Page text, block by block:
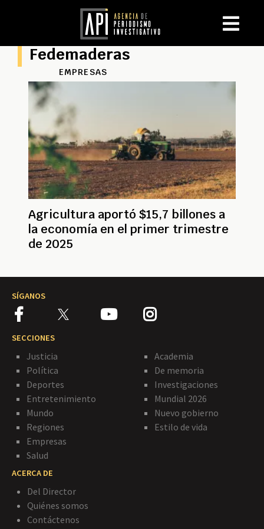
Fedemaderas
EMPRESAS
Agricultura aportó $15,7 billones a
la economía en el primer trimestre
de 2025
SÍGANOS
SECCIONES
Justicia
Política
Deportes
Entretenimiento
Mundo
Regiones
Empresas
Salud
Academia
De memoria
Investigaciones
Mundial 2026
Nuevo gobierno
Estilo de vida
ACERCA DE
Del Director
Quiénes somos
Contáctenos